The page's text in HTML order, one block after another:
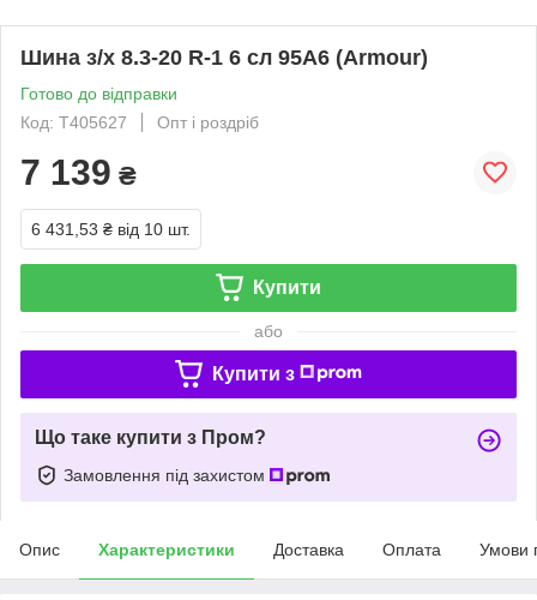
Шина з/х 8.3-20 R-1 6 сл 95A6 (Armour)
Готово до відправки
Код: T405627
Опт і роздріб
7 139 ₴
6 431,53 ₴ від 10 шт.
Купити
або
Купити з
Що таке купити з Пром?
Замовлення під захистом
Опис Характеристики Доставка Оплата Умови